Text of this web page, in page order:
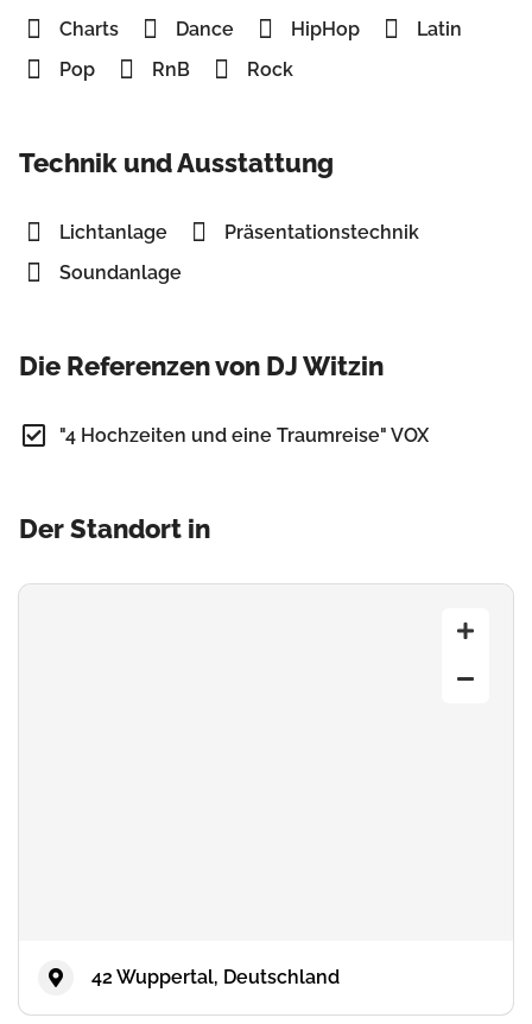
Charts
Dance HipHop
Latin
Pop
RnB Rock
Technik und Ausstattung
Lichtanlage
Präsentationstechnik
Soundanlage
Die Referenzen von DJ Witzin
"4 Hochzeiten und eine Traumreise" VOX
Der Standort in
42 Wuppertal, Deutschland